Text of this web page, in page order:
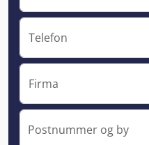
Telefon
Firma
Postnummer og by